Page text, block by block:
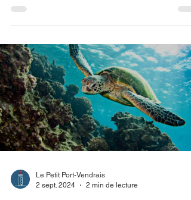
08/08/2025 Lors du dernier conseil municipal, la Ville